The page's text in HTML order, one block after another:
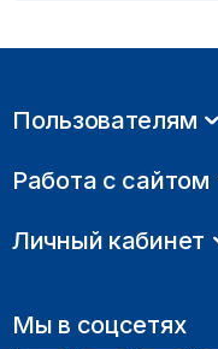
Пользователям
Работа с сайтом
Личный кабинет
Мы в соцсетях